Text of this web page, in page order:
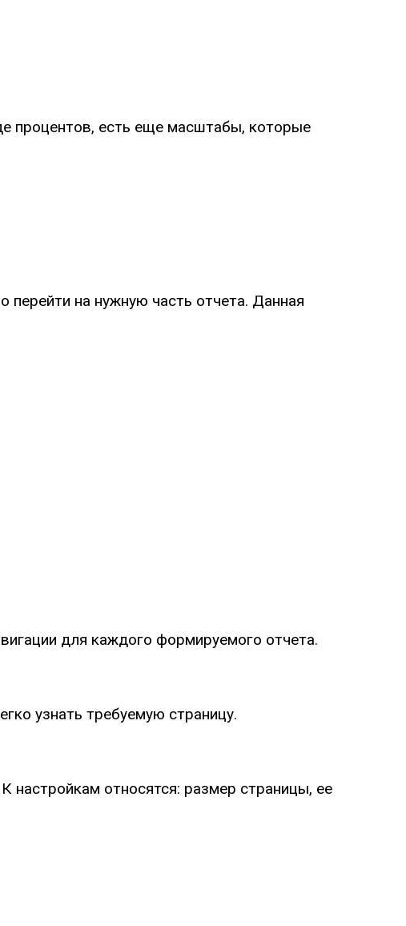
процентов, есть еще масштабы, которые
на нужную часть отчета. Данная
для каждого формируемого отчета.
узнать требуемую страницу.
настройкам относятся: размер страницы, ее